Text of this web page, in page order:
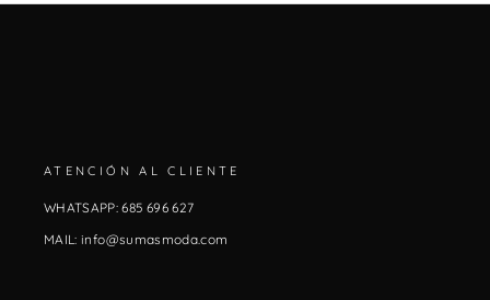
ATENCIÓN AL CLIENTE
WHATSAPP: 685 696 627
MAIL: info@sumasmoda.com